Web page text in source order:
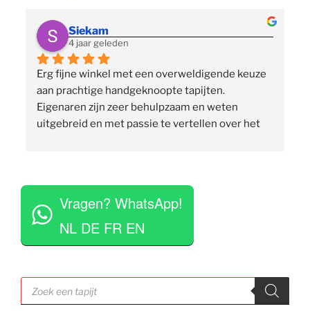
Siekam
4 jaar geleden
Erg fijne winkel met een overweldigende keuze
aan prachtige handgeknoopte tapijten.
Eigenaren zijn zeer behulpzaam en weten
uitgebreid en met passie te vertellen over het
tapijten voor je uit te rollen. Tegelijkertijd niet
opdringerig en geven je rustig de tijd om je
eigen keuze te maken. Tevens erg competitieve
prijzen. Al met al een zeer positieve ervaring en
Vragen? WhatsApp!
NL DE FR EN
Producten
zoeken